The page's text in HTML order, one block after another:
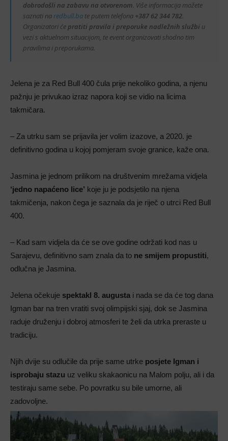
dobrodošli na zabavu na otvorenom. Više informacija možete
saznati naredbull.ba te putem telefona +387 62 344 782.
Organizatori ćepratiti pravila i preporuke nadležnih službi u
vezi s aktuelnom situacijom, te event organizovati shodno tim
pravilima i preporukama.
Jelena je za Red Bull 400 čula prije nekoliko godina, a njenu
pažnju je privukao izraz napora koji se vidio na licima
takmičara.
– Za utrku sam se prijavila jer volim izazove, a 2020. je
definitivno godina u kojoj pomjeram svoje granice, kaže ona.
Jasmina je jednom prilikom na društvenim mrežama vidjela
‘jedno napaćeno lice’ koje ju je podsjetilo na njena
takmičenja, nakon čega je saznala da je riječ o utrci Red Bull
400.
– Kad sam vidjela da će se ove godine održati kod nas u
Sarajevu, definitivno sam znala da to ne smijem propustiti,
odlučna je Jasmina.
Jelena očekuje spektakl 8. augusta i nada se da će tog dana
Igman bar na tren vratiti svoj olimpijski sjaj, dok se Jasmina
raduje druženju i dobroj atmosferi te želi da utrka preraste u
tradiciju.
Njih dvije su odlučile da prije same utrke posjete Igman i
isprobaju stazu uz veliku skakaonicu na Malom polju, ali i da
testiraju same sebe. Po povratku su bile umorne, ali
zadovoljne.